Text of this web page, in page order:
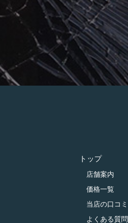
トップ
店舗案内
価格一覧
当店の口コミ
よくある質問